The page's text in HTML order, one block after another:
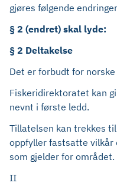
gjøres følgende
§ 2 (endret) skal lyde:
§ 2 Deltakelse
Det er forbudt for
Fiskeridirektoratet kan
nevnt i første ledd.
Tillatelsen kan trekkes
oppfyller fastsatte
som gjelder for området.
II